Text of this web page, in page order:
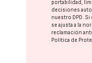
portabilidad,
decisiones
nuestro DPD. Si
se ajusta a la
reclamación
Política de